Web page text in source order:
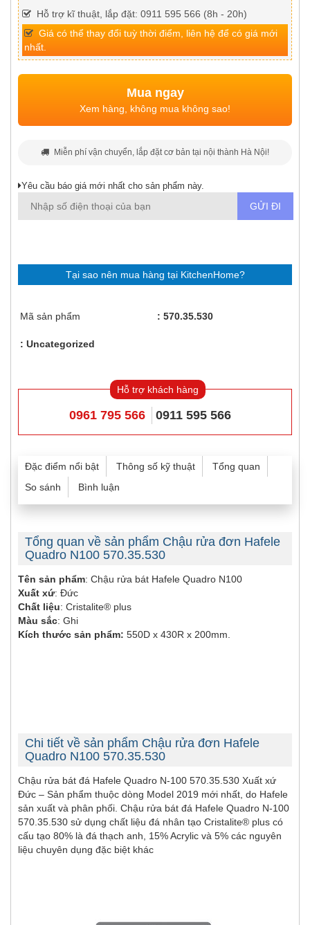
Hỗ trợ kĩ thuật, lắp đặt: 0911 595 566 (8h - 20h)
Giá có thể thay đổi tuỳ thời điểm, liên hệ để có giá mới
nhất.
Mua ngay
Xem hàng, không mua không sao!
Miễn phí vận chuyển, lắp đặt cơ bản tại nội thành Hà Nội!
Yêu cầu báo giá mới nhất cho sản phẩm này.
Tại sao nên mua hàng tại KitchenHome?
Mã sản phẩm 570.35.530
Uncategorized
Hỗ trợ khách hàng
0961 795 566 0911 595 566
Đặc điểm nổi bật Thông số kỹ thuật
Tổng quan
So sánh
Bình luận
Tổng quan về sản phẩm Chậu rửa đơn Hafele
Quadro N100 570.35.530
Tên sản phẩm: Chậu rửa bát Hafele Quadro N100
Xuất xứ: Đức
Chất liệu: Cristalite® plus
Màu sắc: Ghi
Kích thước sản phẩm: 550D x 430R x 200mm.
Chi tiết về sản phẩm Chậu rửa đơn Hafele
Quadro N100 570.35.530
Chậu rửa bát đá Hafele Quadro N-100 570.35.530 Xuất xứ
Đức – Sản phẩm thuộc dòng Model 2019 mới nhất, do Hafele
sản xuất và phân phối. Chậu rửa bát đá Hafele Quadro N-100
570.35.530 sử dụng chất liệu đá nhân tạo Cristalite® plus có
cấu tạo 80% là đá thạch anh, 15% Acrylic và 5% các nguyên
liệu chuyên dụng đặc biệt khác